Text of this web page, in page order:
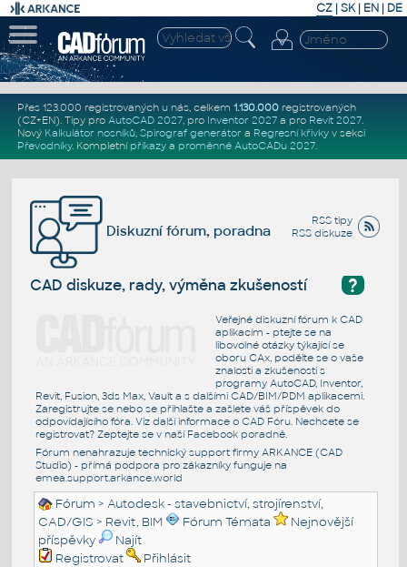
CZ | SK| EN | DE
Přes 123.000 registrovaných u nás, celkem 1.130.000registrovaných
(CZ+EN). Tipy pro AutoCAD 2027, pro Inventor 2027a pro Revit 2027.
Nový Kalkulátor nosníků, Spirograf generátor a Regresní křivkyv sekci
Převodníky. Kompletní příkazya proměnné AutoCADu 2027.
RSS tipy
RSS diskuze
Diskuzní fórum, poradna
?
CAD diskuze, rady, výměna zkušeností
Veřejné diskuzní fórum k CAD
aplikacím - ptejte se na
libovolné otázky týkající se
oboru CAx, podělte se o vaše
znalosti a zkušenosti s
programy AutoCAD, Inventor,
Revit, Fusion, 3ds Max, Vault a s dalšími CAD/BIM/PDM aplikacemi.
Zaregistrujte se nebo se přihlašte a zašlete váš příspěvek do
odpovídajícího fóra. Viz další informace o CAD Fóru. Nechcete se
registrovat? Zeptejte se v naší Facebook poradně.
Fórum nenahrazuje technický support firmy ARKANCE (CAD
Studio) - přímá podpora pro zákazníky funguje na
emea.support.arkance.world
Fórum >Autodesk - stavebnictví, strojírenství,
CAD/GIS > Revit, BIM Fórum Témata
Nejnovější
příspěvky
Najít
Registrovat
Přihlásit